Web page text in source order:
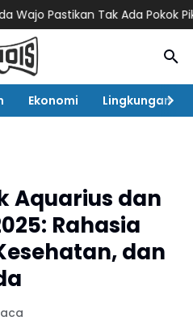
Pastikan Tak Ada Pokok Pikiran
Ekonomi Lingkungan
Aquarius dan
Rahasia
dan